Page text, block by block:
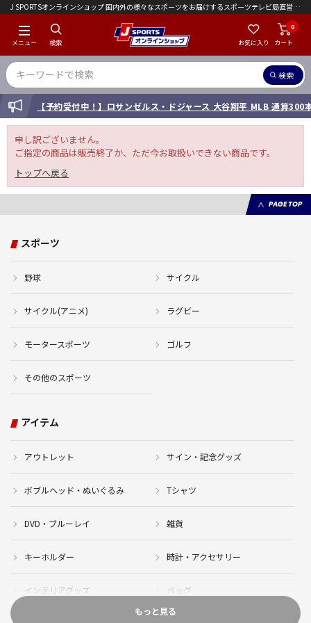
J SPORTSオンラインショップ 国内外の様々なスポーツをお届けするスポーツテレビ局直営店｜会員限定初回ご注文送料無料キャンペーン実施中！
メニュー 検索 お気に入り カート
0
検索
INFORMATION【予約受付中！】ロサンゼルス・ドジャース 大谷翔平 MLB 通算300
申し訳ございません。
ご指定の商品は販売終了か、ただ今お取扱いできない商品です。
トップへ戻る
PAGE TOP
スポーツ
野球 サイクル
サイクル(アニメ) ラグビー
モータースポーツ ゴルフ
その他のスポーツ
アイテム
アウトレット サイン・記念グッズ
ボブルヘッド・ぬいぐるみ Tシャツ
DVD・ブルーレイ 雑貨
キーホルダー 時計・アクセサリー
インテリアグッズ バッグ
もっと見る